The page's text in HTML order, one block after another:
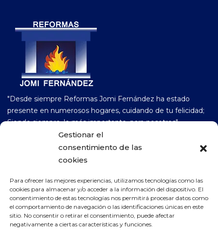
Gestionar el
consentimiento de las
cookies
Para ofrecer las mejores experiencias, utilizamos tecnologías como las
cookies para almacenar y/o acceder a la información del dispositivo. El
consentimiento de estas tecnologías nos permitirá procesar datos como
el comportamiento de navegación o las identificaciones únicas en este
sitio. No consentir o retirar el consentimiento, puede afectar
negativamente a ciertas características y funciones.
"Desde siempre Reformas Jomi Fernández ha estado
presente en numerosos hogares, cuidando de tu felicidad;
Siendo siempre, lo más importante, para nosotros".
CONTACTO
reformas_jomifernandez@hotmail.com